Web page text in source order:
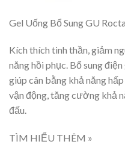
Gel Uống Bổ Sung GU
Kích thích tinh thần, giảm
năng hồi phục. Bổ sung
giúp cân bằng khả năng
vận động, tăng cường khả
đấu.
TÌM HIỂU THÊM »